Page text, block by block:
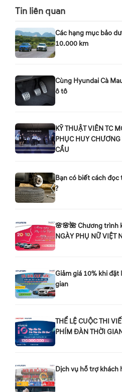
Tin liên quan
Các hạng mục bảo
10.000 km
Cùng Hyundai Cà
ô tô
KỸ THUẬT VIÊN TC
PHỤC HUY
CẦU
Bạn có biết cách
?
🌸🌸🌺 Chương trình
NGÀY PHỤ NỮ VIỆT
Giảm giá 10% khi
gian
THỂ LỆ CUỘC THI
PHÍM ĐÀN THỜI
Dịch vụ hỗ trợ khách